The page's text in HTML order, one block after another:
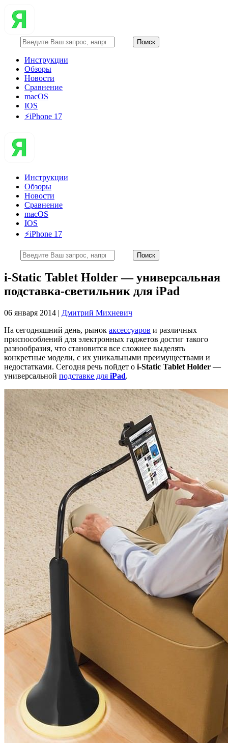
Инструкции
Обзоры
Новости
Сравнение
macOS
IOS
⚡️iPhone 17
Инструкции
Обзоры
Новости
Сравнение
macOS
IOS
⚡️iPhone 17
i-Static Tablet Holder — универсальная
подставка-светильник для iPad
06 января 2014 | Дмитрий Михневич
На сегодняшний день, рынок аксессуаров и различных
приспособлений для электронных гаджетов достиг такого
разнообразия, что становится все сложнее выделять
конкретные модели, с их уникальными преимуществами и
недостатками. Сегодня речь пойдет о i-Static Tablet Holder —
универсальной подставке для iPad.